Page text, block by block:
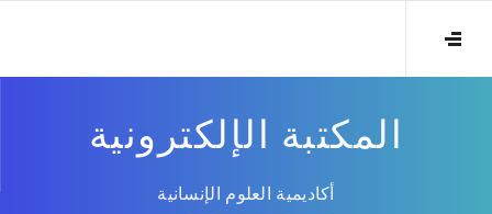
المكتبة الإلكترونية
أكاديمية العلوم الإنسانية